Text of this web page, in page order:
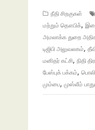
நீதி சிறகுகள்
மற்றும் தௌபிக்,
அமலாக்க துறை
டிஜிபி அலுவலகம்,
மனிதர் கட்சி, நிதி
பேஸ்புக் பக்கம்,
மும்பை, முஸ்லீம்